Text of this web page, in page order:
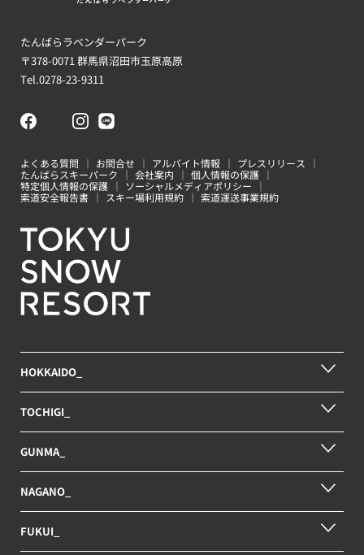
お問合せ
アルバイト情報
画像ダウンロード
会社案内
個人情報の保護
ソーシャルメディアポリシー
索道安全報告書
スキー場利用規約
索道運送事業規約
Copyright © Tokyu Resorts & Stays Co., Ltd. All
rights reserved.
たんばらラベンダーパーク
〒378-0071 群馬県沼田市玉原高原
Tel.0278-23-9311
よくある質問 お問合せ アルバイト情報
プレスリリース
たんばらスキーパーク
会社案内
個人情報の保護
特定個人情報の保護
ソーシャルメディアポリシー
索道安全報告書
スキー場利用規約 索道運送事業規約
HOKKAIDO_
TOCHIGI_
GUNMA_
NAGANO_
FUKUI_